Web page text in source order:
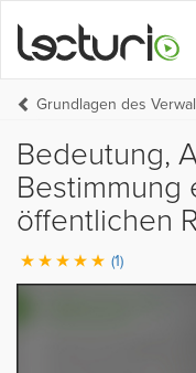
Grundlagen des
Bedeutung,
Bestimmung
öffentlichen
(1)